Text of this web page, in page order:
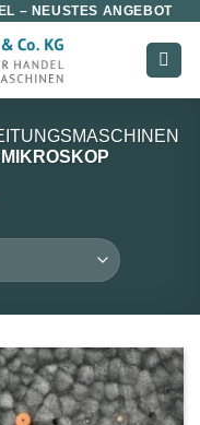
– NEUSTES ANGEBOT
MIKROSKOP